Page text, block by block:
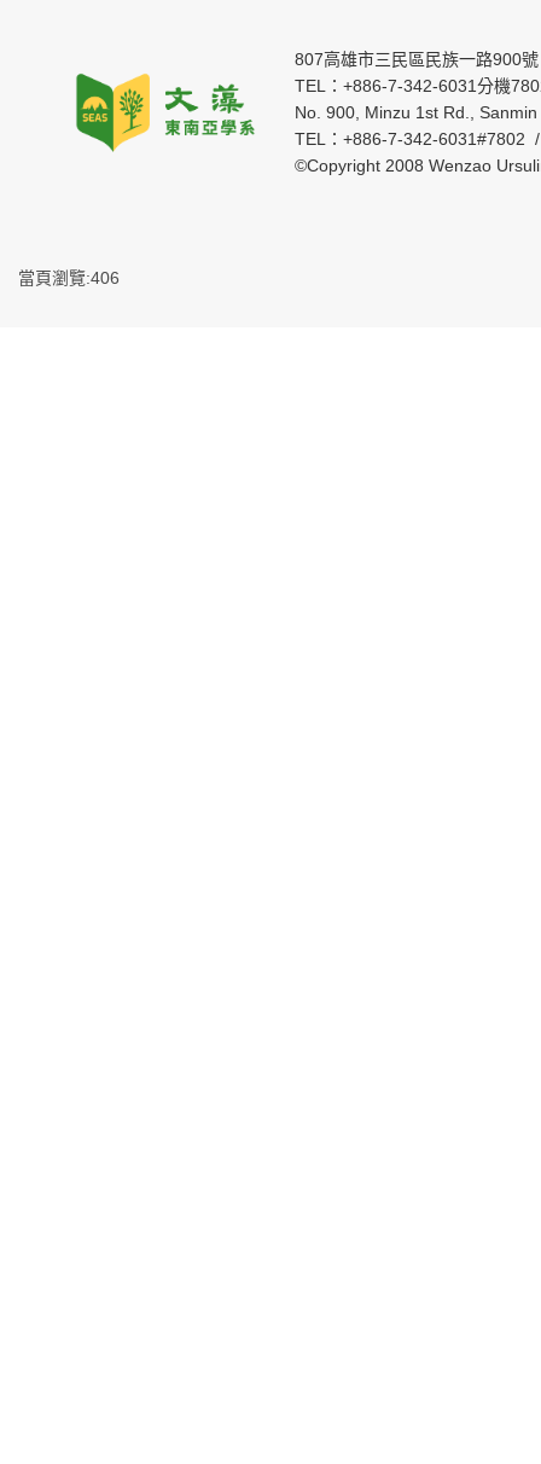
807高雄市三民區民族一路900號
TEL：+886-7-342-6031分機
No. 900, Minzu 1st Rd.,
TEL：+886-7-342-6031#7802
©Copyright 2008 Wenzao
當頁瀏覽:406